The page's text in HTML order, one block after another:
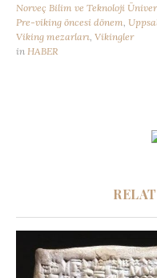
Norveç Bilim ve Teknoloji
Pre-viking öncesi dönem
Viking mezarları Vikingler
in HABER